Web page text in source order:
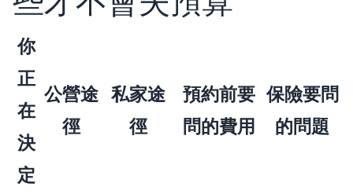
你
正
在
決
定
公營途
徑
私家途
徑
預約前要
問的費用
保險要問
的問題